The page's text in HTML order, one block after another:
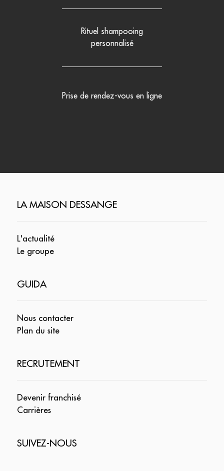
Rituel shampooing
personnalisé
Prise de rendez-vous en ligne
LA MAISON DESSANGE
L'actualité
Le groupe
GUIDA
Nous contacter
Plan du site
RECRUTEMENT
Devenir franchisé
Carrières
SUIVEZ-NOUS